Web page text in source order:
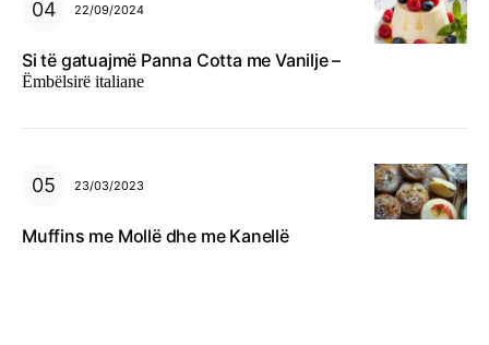
22/09/2024
Si të gatuajmë Panna Cotta me Vanilje –
Ëmbëlsirë italiane
23/03/2023
Muffins me Mollë dhe me Kanellë